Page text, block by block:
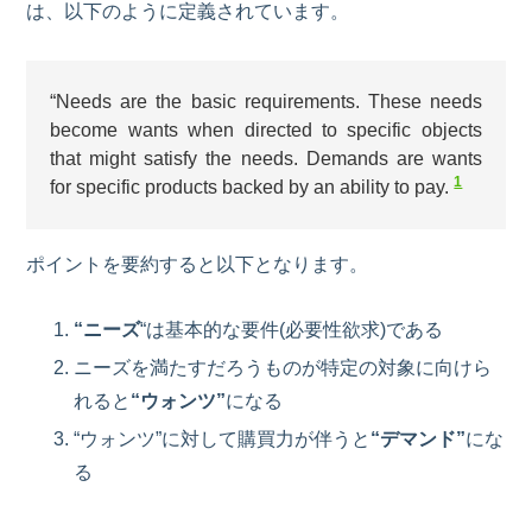
は、以下のように定義されています。
“Needs are the basic requirements. These needs
become wants when directed to specific objects
that might satisfy the needs. Demands are wants
for specific products backed by an ability to pay. 1
ポイントを要約すると以下となります。
“ニーズ“は基本的な要件(必要性欲求)である
ニーズを満たすだろうものが特定の対象に向けら
れると “ウォンツ”になる
“ウォンツ”に対して購買力が伴うと “デマンド”にな
る